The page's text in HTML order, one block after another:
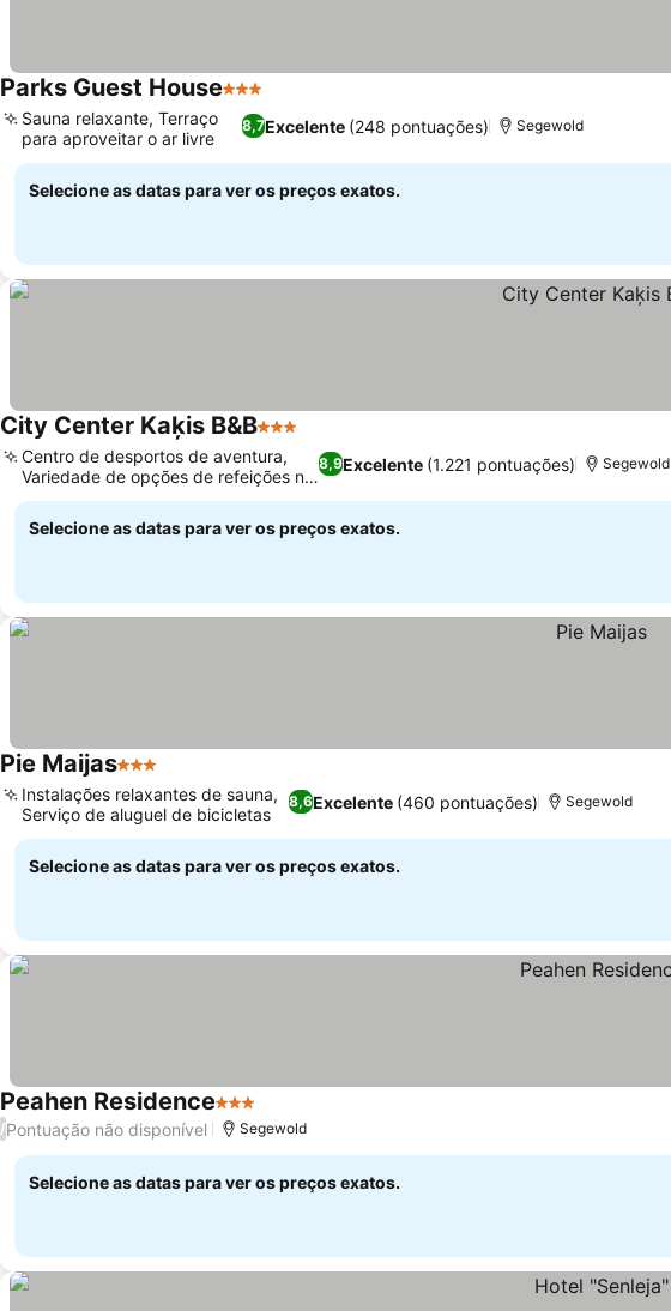
Parks Guest House3 Estrelas
8,7Excelente (248 pontuações)
Sauna relaxante, Terraço
para aproveitar o ar livre
Segewold
Selecione as datas para ver os preços exatos.
City Center Kaķis B&B3 Estrelas
8,9Excelente (1.221 pontuações)
Centro de desportos de aventura,
Variedade de opções de refeições no
local
Segewold
Selecione as datas para ver os preços exatos.
Pie Maijas3 Estrelas
8,6Excelente (460 pontuações)
Instalações relaxantes de sauna,
Serviço de aluguel de bicicletas
Segewold
Selecione as datas para ver os preços exatos.
Peahen Residence3 Estrelas
/Pontuação não disponível Segewold
Selecione as datas para ver os preços exatos.